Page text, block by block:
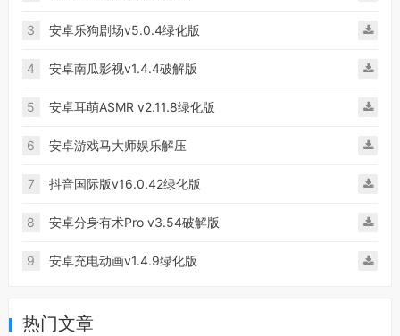
3 安卓乐狗剧场v5.0.4绿化版
4 安卓南瓜影视v1.4.4破解版
5 安卓耳萌ASMR v2.11.8绿化版
6 安卓游戏马大师娱乐解压
7 抖音国际版v16.0.42绿化版
8 安卓分身有术Pro v3.54破解版
9 安卓充电动画v1.4.9绿化版
热门文章